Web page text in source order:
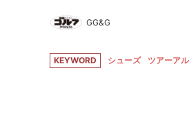
GG&G
KEYWORD シューズ ツアーア